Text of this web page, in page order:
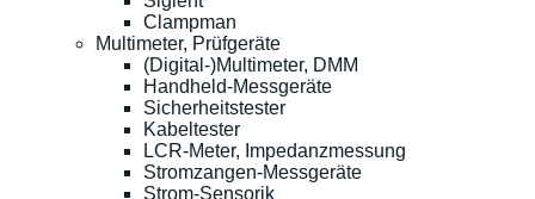
Clampman
Multimeter, Prüfgeräte
(Digital-)Multimeter, DMM
Handheld-Messgeräte
Sicherheitstester
Kabeltester
LCR-Meter, Impedanzmessung
Stromzangen-Messgeräte
Strom-Sensorik